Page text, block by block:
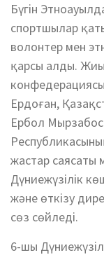
Бүгін
спортшылар
волонтер мен
қарсы алды.
Ердоған,
Ербол
жастар саясаты
Дүниежүзілік
және өткізу
сөз сөйледі.
6-шы